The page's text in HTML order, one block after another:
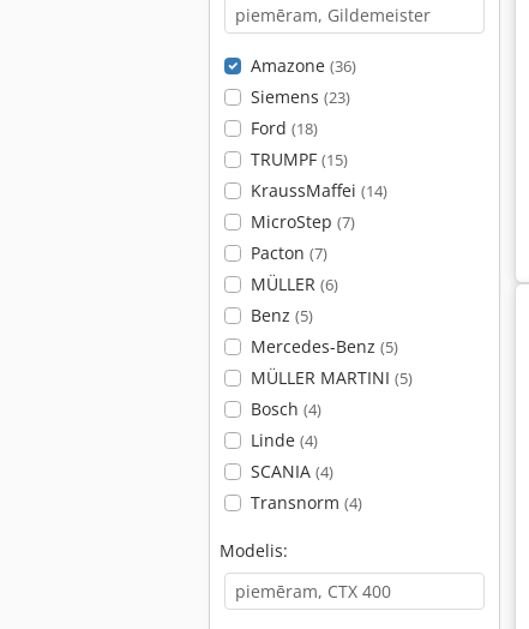
Amazone (36)
Siemens (23)
Ford (18)
TRUMPF (15)
KraussMaffei (14)
MicroStep (7)
Pacton (7)
MÜLLER (6)
Benz (5)
Mercedes-Benz (5)
MÜLLER MARTINI (5)
Bosch (4)
Linde (4)
SCANIA (4)
Transnorm (4)
Modelis: